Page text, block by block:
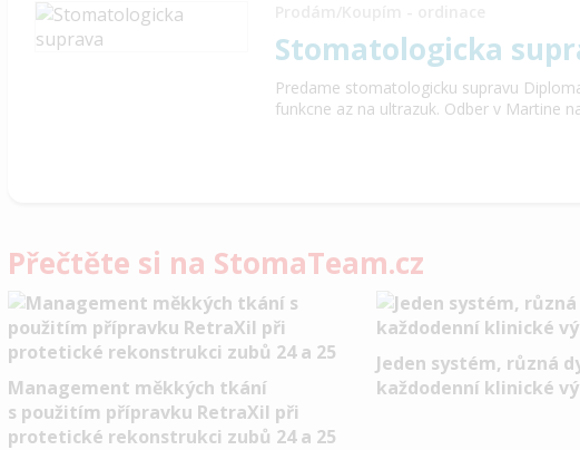
Stomatologicka
Predame stomatologicku supravu
funkcne az na ultrazuk. Odber v Martine
Přečtěte si na StomaTeam.cz
Management měkkých tkání
s použitím přípravku RetraXil při
protetické rekonstrukci zubů 24 a 25
Jeden systém, různá
každodenní klinické